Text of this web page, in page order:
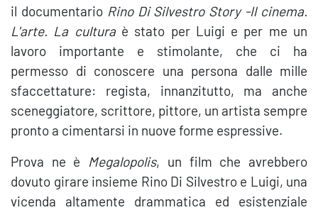
il documentario Rino Di Silvestro Story -Il cinema.
L'arte. La culturaè stato per Luigi e per me un
lavoro importante e stimolante, che ci ha
permesso di conoscere una persona dalle mille
sfaccettature: regista, innanzitutto, ma anche
sceneggiatore, scrittore, pittore, un artista sempre
pronto a cimentarsi in nuove forme espressive.
Prova ne è Megalopolis, un film che avrebbero
dovuto girare insieme Rino Di Silvestro e Luigi, una
vicenda altamente drammatica ed esistenziale